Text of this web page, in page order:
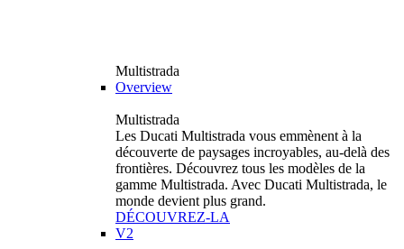
Multistrada
Overview
Multistrada
Les Ducati Multistrada vous emmènent à la
découverte de paysages incroyables, au-delà des
frontières. Découvrez tous les modèles de la
gamme Multistrada. Avec Ducati Multistrada, le
monde devient plus grand.
DÉCOUVREZ-LA
V2